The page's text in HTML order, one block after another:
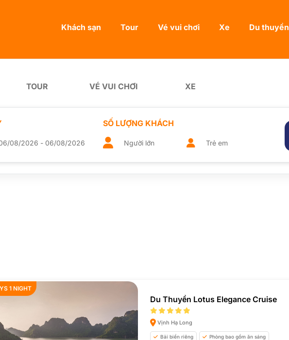
Khách sạn Tour Vé vui chơi Xe Du thuyền
TOUR VÉ VUI CHƠI XE
SỐ LƯỢNG KHÁCH
1 NIGHT
Du Thuyền Lotus Elegance Cruise
Vịnh Hạ Long
Bải biển riêng Phòng bao gồm ăn sáng